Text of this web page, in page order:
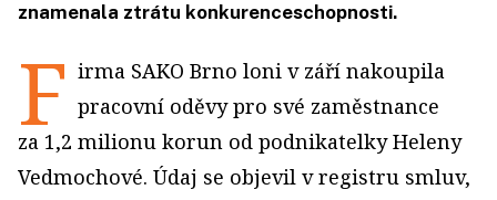
znamenala ztrátu konkurenceschopnosti.
F irma SAKO Brno loni v září nakoupila
pracovní oděvy pro své zaměstnance
za 1,2 milionu korun od podnikatelky Heleny
Vedmochové. Údaj se objevil v registru smluv,